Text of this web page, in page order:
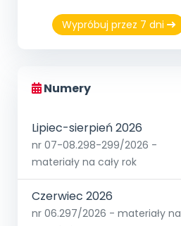
Wypróbuj przez 7 dni
Numery
Lipiec-sierpień 2026
nr 07-08.298-299/2026 -
materiały na cały rok
Czerwiec 2026
nr 06.297/2026 - materiały na